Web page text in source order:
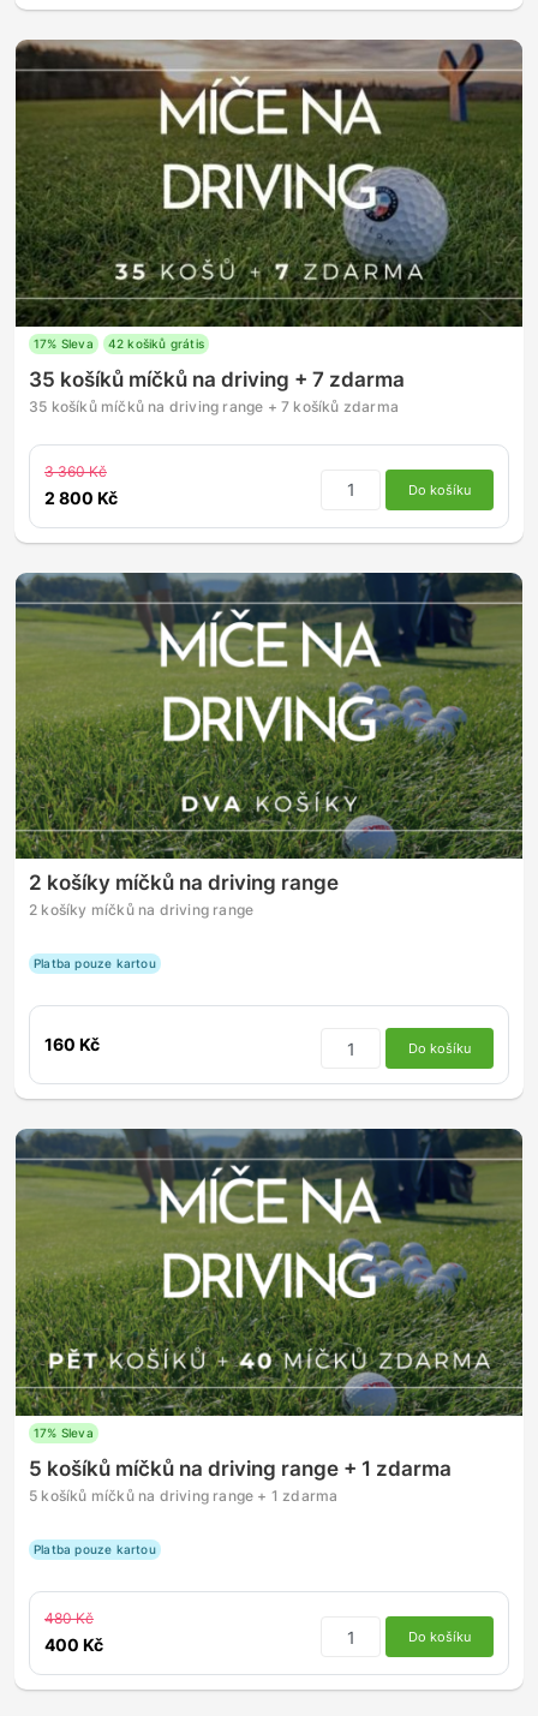
17% Sleva 42 košiků grátis
35 košíků míčků na driving + 7 zdarma
35 košíků míčků na driving range + 7 košíků zdarma
3 360 Kč
2 800 Kč Do košíku
2 košíky míčků na driving range
2 košíky míčků na driving range
Platba pouze kartou
160 Kč Do košíku
17% Sleva
5 košíků míčků na driving range + 1 zdarma
5 košíků míčků na driving range + 1 zdarma
Platba pouze kartou
480 Kč
400 Kč Do košíku